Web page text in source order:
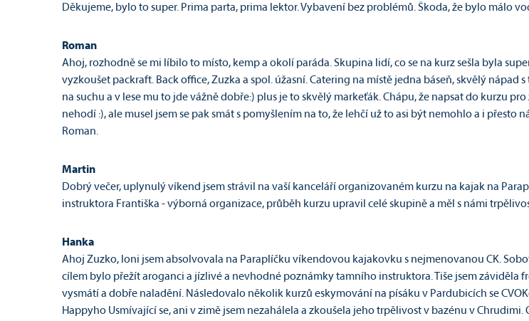
Děkujeme, bylo to super. Prima parta, prima lektor. Vybavení bez problémů. Škoda, že bylo málo
Roman
Ahoj, rozhodně se mi líbilo to místo, kemp a okolí paráda. Skupina lidí, co se na kurz sešla byla
vyzkoušet packraft. Back office, Zuzka a spol. úžasní. Catering na místě jedna báseň, skvělý
na suchu a v lese mu to jde vážně dobře:) plus je to skvělý markeťák. Chápu, že napsat do kurzu
nehodí :), ale musel jsem se pak smát s pomyšlením na to, že lehčí už to asi být nemohlo a i
Roman.
Martin
Dobrý večer, uplynulý víkend jsem strávil na vaší kanceláří organizovaném kurzu na kajak na
instruktora Františka - výborná organizace, průběh kurzu upravil celé skupině a měl s námi
Hanka
Ahoj Zuzko, loni jsem absolvovala na Paraplíčku víkendovou kajakovku s nejmenovanou CK.
cílem bylo přežít aroganci a jízlivé a nevhodné poznámky tamního instruktora. Tiše jsem záviděla
vysmátí a dobře naladění. Následovalo několik kurzů eskymování na písáku v Pardubicích se
Happyho Usmívající se, ani v zimě jsem nezahálela a zkoušela jeho trpělivost v bazénu v